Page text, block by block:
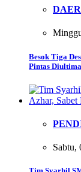
Besok Tiga
Pintas
Sabtu,